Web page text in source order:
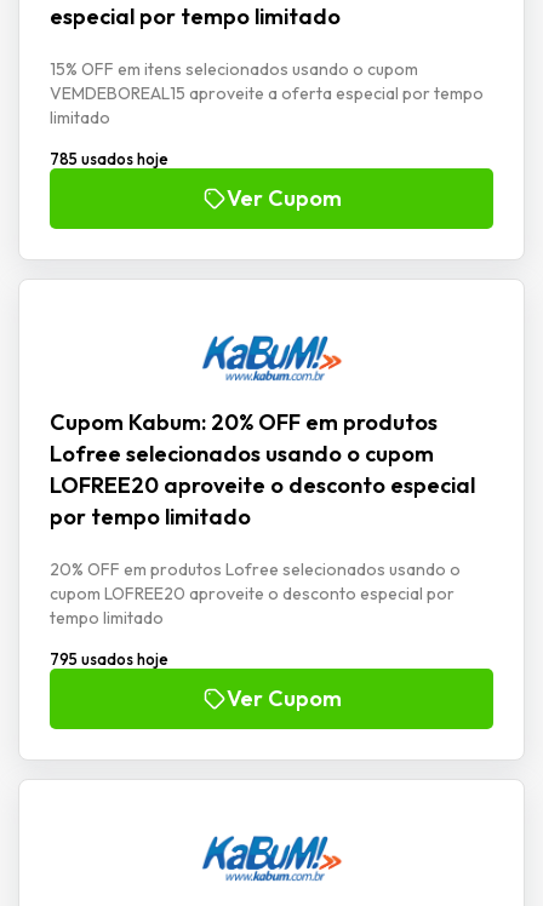
especial por tempo limitado
15% OFF em itens selecionados usando o cupom
VEMDEBOREAL15 aproveite a oferta especial por tempo
limitado
785 usados hoje
Ver Cupom
Cupom Kabum: 20% OFF em produtos
Lofree selecionados usando o cupom
LOFREE20 aproveite o desconto especial
por tempo limitado
20% OFF em produtos Lofree selecionados usando o
cupom LOFREE20 aproveite o desconto especial por
tempo limitado
795 usados hoje
Ver Cupom